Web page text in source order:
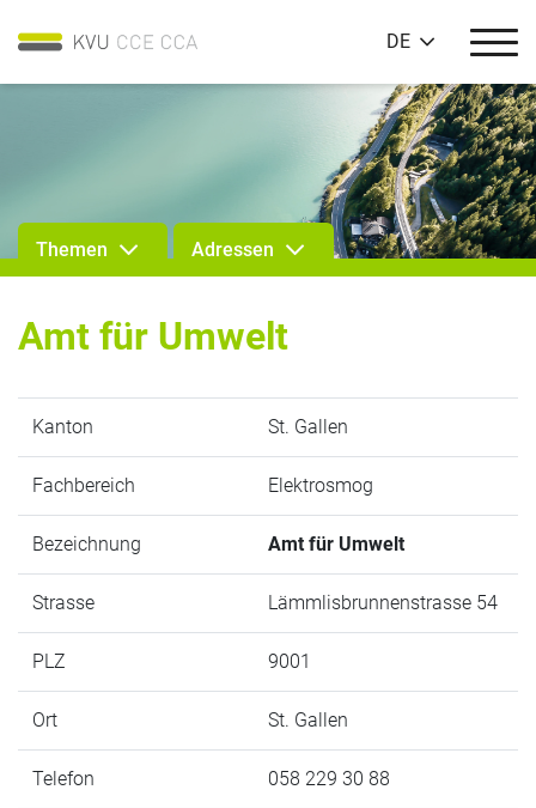
DE
Themen Adressen
Amt für Umwelt
Kanton St. Gallen
Fachbereich Elektrosmog
Bezeichnung Amt für Umwelt
Strasse Lämmlisbrunnenstrasse 54
PLZ 9001
Ort St. Gallen
Telefon 058 229 30 88